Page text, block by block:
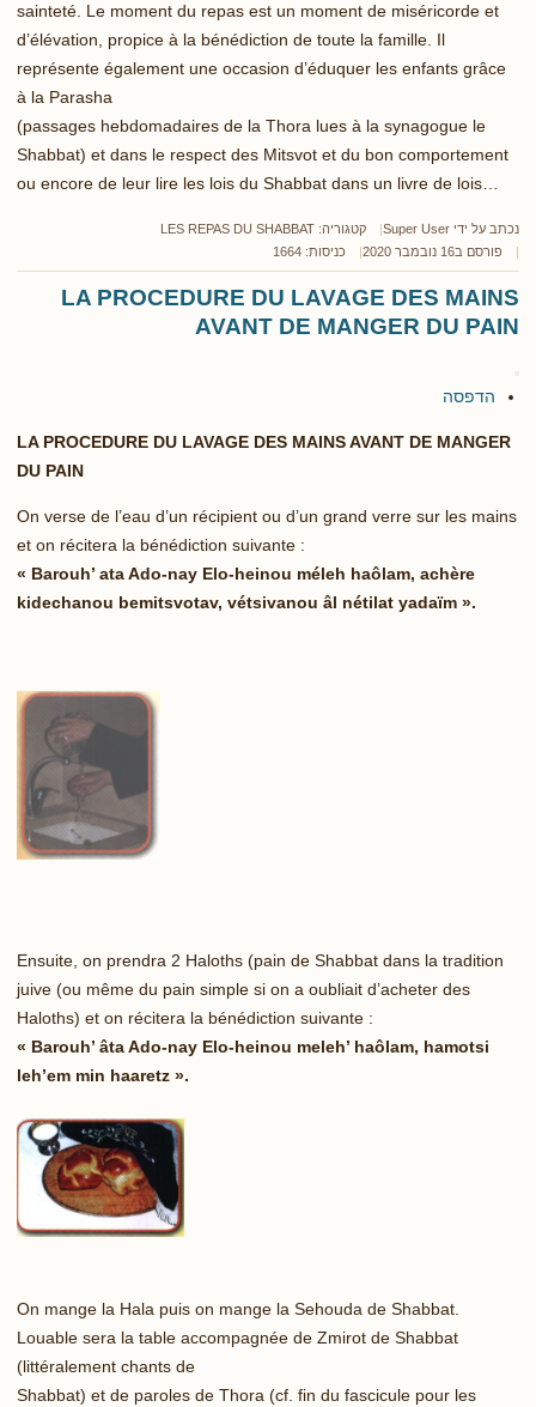
sainteté. Le moment du repas est un moment de miséricorde et
d’élévation, propice à la bénédiction de toute la famille. Il
représente également une occasion d’éduquer les enfants grâce
à la Parasha
(passages hebdomadaires de la Thora lues à la synagogue le
Shabbat) et dans le respect des Mitsvot et du bon comportement
ou encore de leur lire les lois du Shabbat dans un livre de lois…
נכתב על ידי Super User קטגוריה: LES REPAS DU SHABBAT
פורסם ב16 נובמבר 2020
כניסות: 1664
LA PROCEDURE DU LAVAGE DES MAINS
AVANT DE MANGER DU PAIN
הדפסה
LA PROCEDURE DU LAVAGE DES MAINS AVANT DE MANGER
DU PAIN
On verse de l’eau d’un récipient ou d’un grand verre sur les mains
et on récitera la bénédiction suivante :
« Barouh’ ata Ado-nay Elo-heinou méleh haôlam, achère
kidechanou bemitsvotav, vétsivanou âl nétilat yadaïm ».
Ensuite, on prendra 2 Haloths (pain de Shabbat dans la tradition
juive (ou même du pain simple si on a oubliait d’acheter des
Haloths) et on récitera la bénédiction suivante :
« Barouh’ âta Ado-nay Elo-heinou meleh’ haôlam, hamotsi
leh’em min haaretz ».
On mange la Hala puis on mange la Sehouda de Shabbat.
Louable sera la table accompagnée de Zmirot de Shabbat
(littéralement chants de
Shabbat) et de paroles de Thora (cf. fin du fascicule pour les